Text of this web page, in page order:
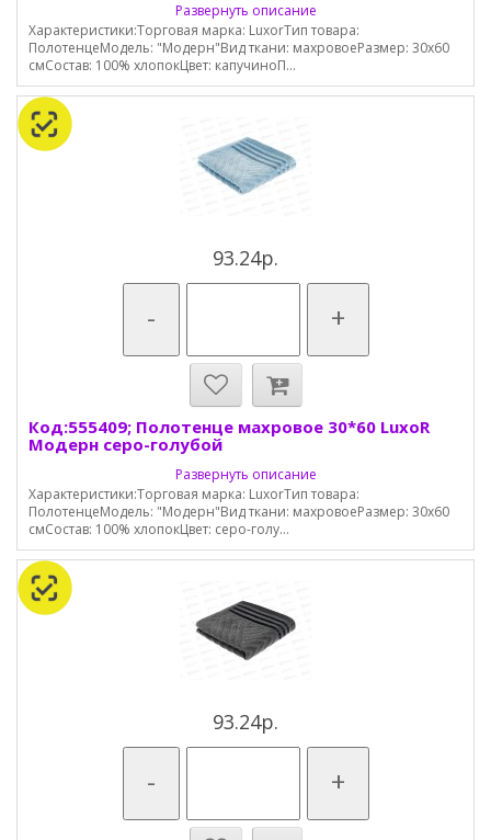
Развернуть описание
Характеристики:Торговая марка: LuxorТип товара:
ПолотенцеМодель: "Модерн"Вид ткани: махровоеРазмер: 30х60
смСостав: 100% хлопокЦвет: капучиноП...
93.24р.
- +
Код:555409; Полотенце махровое 30*60 LuxoR
Модерн серо-голубой
Развернуть описание
Характеристики:Торговая марка: LuxorТип товара:
ПолотенцеМодель: "Модерн"Вид ткани: махровоеРазмер: 30х60
смСостав: 100% хлопокЦвет: серо-голу...
93.24р.
- +